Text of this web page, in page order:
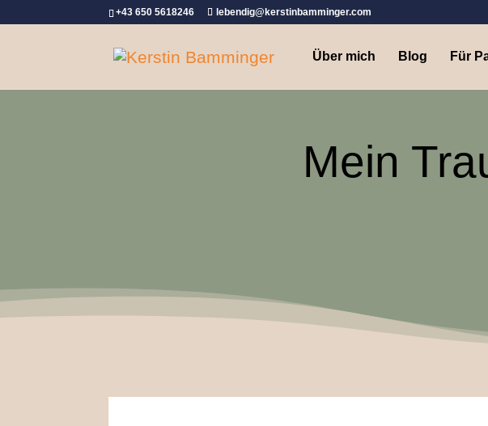
+43 650 5618246 lebendig@kerstinbamminger.com
Über mich Blog Für
Mein